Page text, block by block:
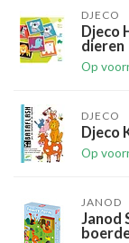
DJECO
Djeco
dieren
Op
DJECO
Djeco
Op
JANOD
Janod